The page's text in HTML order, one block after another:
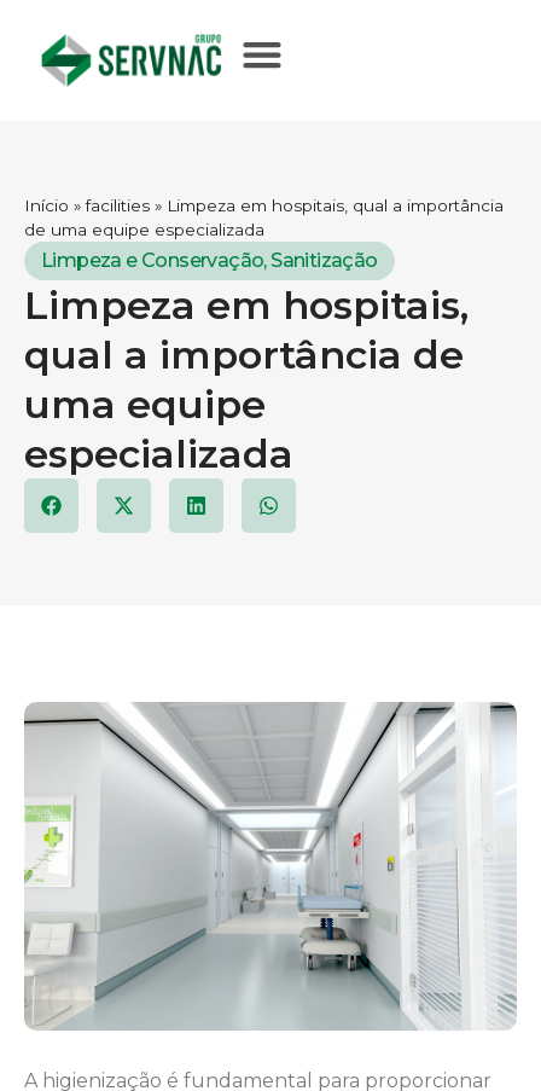
Início »facilities » Limpeza em hospitais, qual a importância
de uma equipe especializada
Limpeza e Conservação, Sanitização
Limpeza em hospitais,
qual a importância de
uma equipe
especializada
A higienização é fundamental para proporcionar